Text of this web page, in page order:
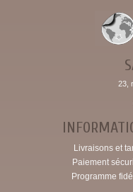
23,
Livraisons et
Paiement
Programme